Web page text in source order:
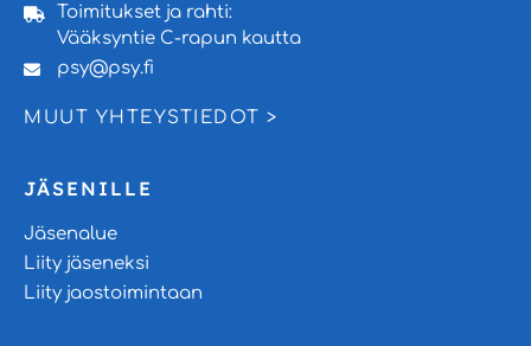
Toimitukset ja rahti:
Vääksyntie C-rapun kautta
psy@psy.fi
MUUT YHTEYSTIEDOT >
JÄSENILLE
Jäsenalue
Liity jäseneksi
Liity jaostoimintaan